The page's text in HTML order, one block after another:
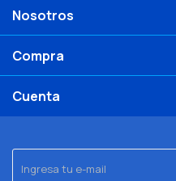
Nosotros
Compra
Cuenta